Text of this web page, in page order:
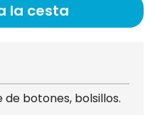
la cesta
botones, bolsillos.